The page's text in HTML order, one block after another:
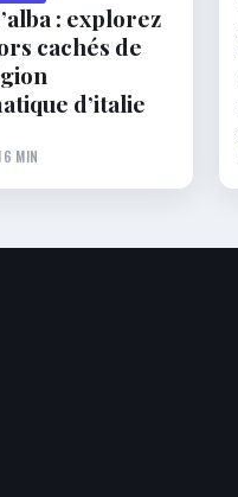
: explorez
cachés de
d’italie
MIN